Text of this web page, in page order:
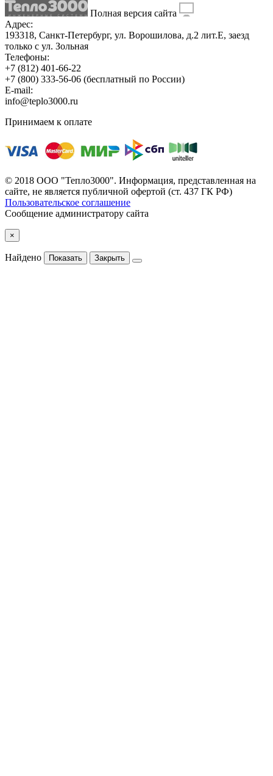
Полная версия сайта
Адрес:
193318, Санкт-Петербург, ул. Ворошилова, д.2 лит.Е, заезд
только с ул. Зольная
Телефоны:
+7 (812) 401-66-22
+7 (800) 333-56-06 (бесплатный по России)
E-mail:
info@teplo3000.ru
Принимаем к оплате
© 2018 ООО "Тепло3000". Информация, представленная на
сайте, не является публичной офертой (ст. 437 ГК РФ)
Пользовательское соглашение
Сообщение администратору сайта
×
Найдено Показать Закрыть